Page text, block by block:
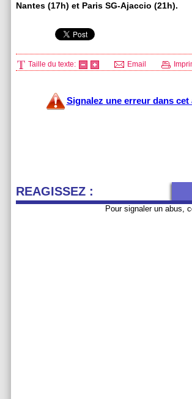
Nantes (17h) et Paris SG-Ajaccio (21h).
Taille du texte: Email
Signalez une erreur dans
REAGISSEZ :
Pour signaler un abus,